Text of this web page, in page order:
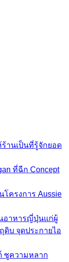
ร้านเป็นที่รู้จักยอด
ที่ฉีก Concept
โครงการ Aussie
อาหารญี่ปุ่นแก่ผู้
บ จุดประกายไอ
ชูความหลาก